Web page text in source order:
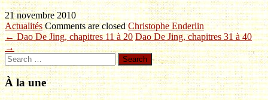
21 novembre 2010
Actualités Comments are closed Christophe Enderlin
← Dao De Jing, chapitres 11 à 20 Dao De Jing, chapitres 31 à 40
→
Search
À la une